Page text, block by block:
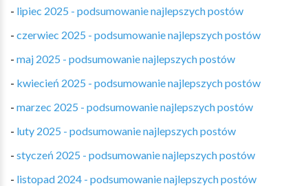
- lipiec 2025 - podsumowanie najlepszych postów
- czerwiec 2025 - podsumowanie najlepszych postów
- maj 2025 - podsumowanie najlepszych postów
- kwiecień 2025 - podsumowanie najlepszych postów
- marzec 2025 - podsumowanie najlepszych postów
- luty 2025 - podsumowanie najlepszych postów
- styczeń 2025 - podsumowanie najlepszych postów
- listopad 2024 - podsumowanie najlepszych postów